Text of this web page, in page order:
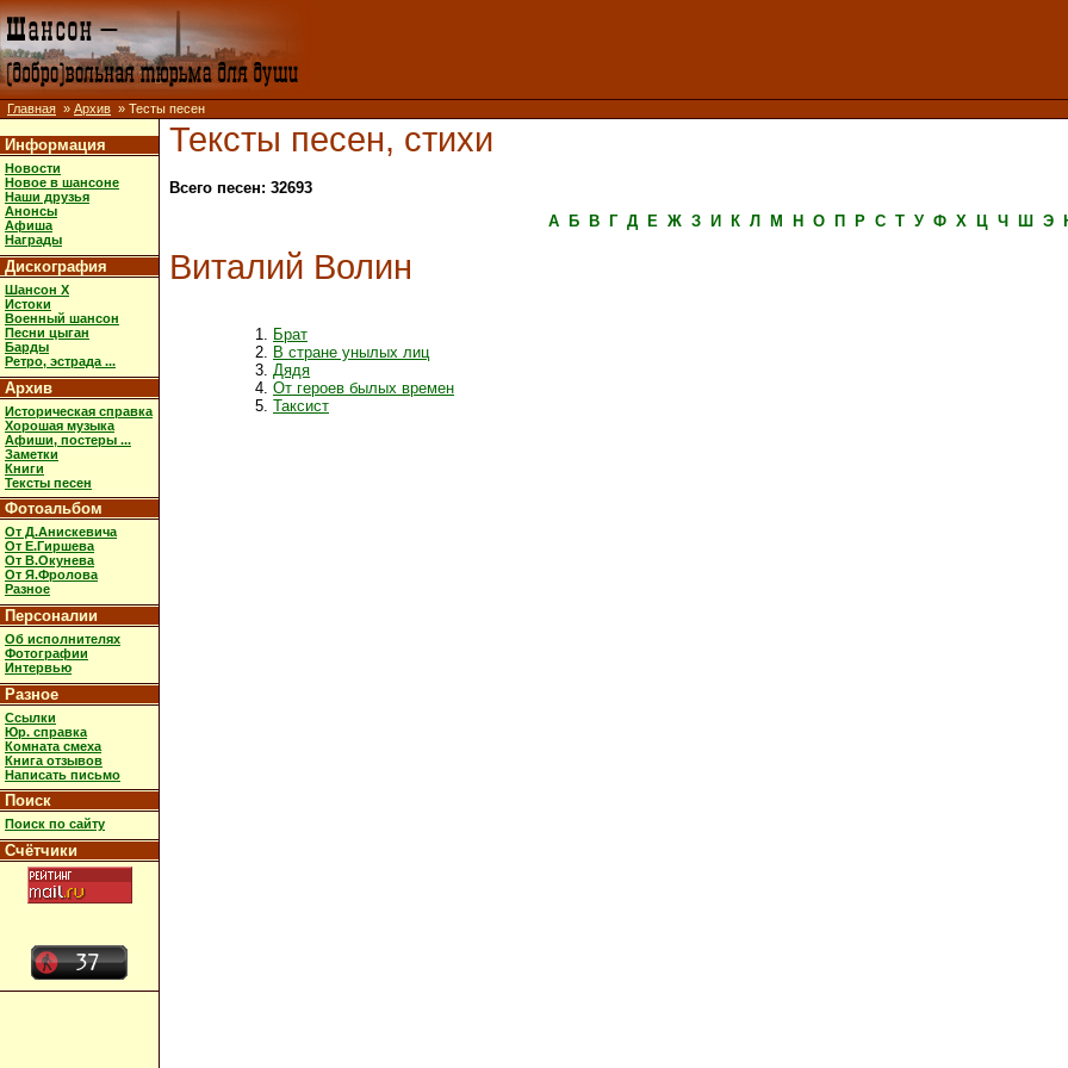
Главная » Архив » Тесты песен
Информация
Новости
Новое в шансоне
Наши друзья
Анонсы
Афиша
Награды
Дискография
Шансон X
Истоки
Военный шансон
Песни цыган
Барды
Ретро, эстрада ...
Архив
Историческая справка
Хорошая музыка
Афиши, постеры ...
Заметки
Книги
Тексты песен
Фотоальбом
От Д.Анискевича
От Е.Гиршева
От В.Окунева
От Я.Фролова
Разное
Персоналии
Об исполнителях
Фотографии
Интервью
Разное
Ссылки
Юр. справка
Комната смеха
Книга отзывов
Написать письмо
Поиск
Поиск по сайту
Счётчики
Тексты песен, стихи
Всего песен: 32693
А
Б В Г Д Е Ж З И К Л М Н О П Р С Т У Ф Х Ц Ч Ш Э
Виталий Волин
Брат
В стране унылых лиц
Дядя
От героев былых времен
Таксист